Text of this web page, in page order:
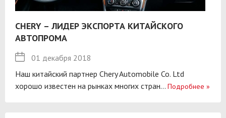
CHERY – ЛИДЕР ЭКСПОРТА КИТАЙСКОГО
АВТОПРОМА
01 декабря 2018
Наш китайский партнер Chery Automobile Co. Ltd
хорошо известен на рынках многих стран... Подробнее »